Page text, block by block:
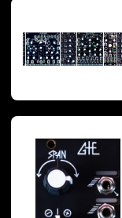
wird, sondern
Signals ergibt.
einem der
generativen
Noise N.U.S.-
Ein Make
Impulsen